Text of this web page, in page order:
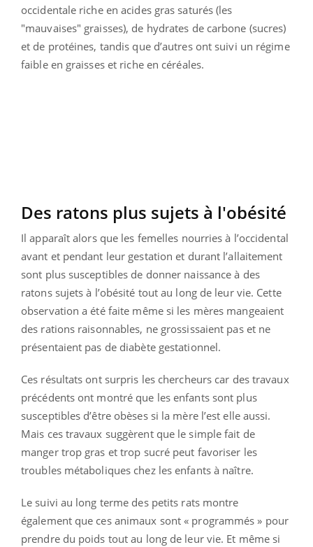
occidentale riche en acides gras saturés (les
"mauvaises" graisses), de hydrates de carbone (sucres)
et de protéines, tandis que d’autres ont suivi un régime
faible en graisses et riche en céréales.
Des ratons plus sujets à l'obésité
Il apparaît alors que les femelles nourries à l’occidental
avant et pendant leur gestation et durant l’allaitement
sont plus susceptibles de donner naissance à des
ratons sujets à l’obésité tout au long de leur vie. Cette
observation a été faite même si les mères mangeaient
des rations raisonnables, ne grossissaient pas et ne
présentaient pas de diabète gestationnel.
Ces résultats ont surpris les chercheurs car des travaux
précédents ont montré que les enfants sont plus
susceptibles d’être obèses si la mère l’est elle aussi.
Mais ces travaux suggèrent que le simple fait de
manger trop gras et trop sucré peut favoriser les
troubles métaboliques chez les enfants à naître.
Le suivi au long terme des petits rats montre
également que ces animaux sont « programmés » pour
prendre du poids tout au long de leur vie. Et même si